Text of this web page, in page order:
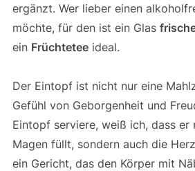
ergänzt. Wer lieber einen
möchte, für den ist ein Glas
ein Früchteteeideal.
Der Eintopf ist nicht nur eine
Gefühl von Geborgenheit und
Eintopf serviere, weiß ich, dass er
Magen füllt, sondern auch die
ein Gericht, das den Körper mit